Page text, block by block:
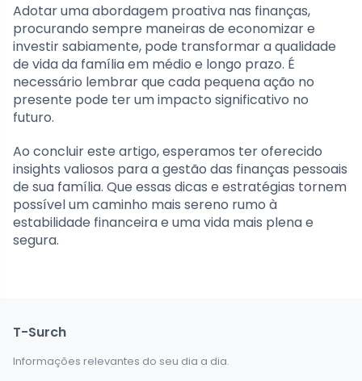
Adotar uma abordagem proativa nas finanças,
procurando sempre maneiras de economizar e
investir sabiamente, pode transformar a qualidade
de vida da família em médio e longo prazo. É
necessário lembrar que cada pequena ação no
presente pode ter um impacto significativo no
futuro.
Ao concluir este artigo, esperamos ter oferecido
insights valiosos para a gestão das finanças pessoais
de sua família. Que essas dicas e estratégias tornem
possível um caminho mais sereno rumo à
estabilidade financeira e uma vida mais plena e
segura.
T-Surch
Informações relevantes do seu dia a dia.